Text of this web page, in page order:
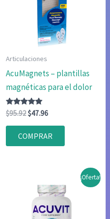
Articulaciones
AcuMagnets – plantillas
magnéticas para el dolor
Valorado
con
4.75
$95.92El
original
era:
$47.96El
actual
es:
COMPRAR
¡Oferta!